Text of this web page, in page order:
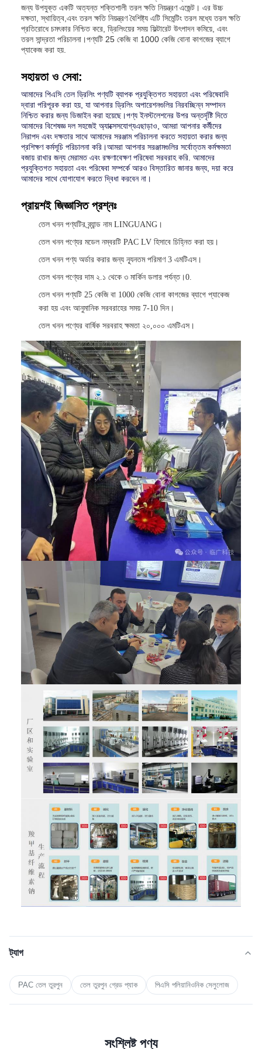
জন্য উপযুক্ত একটি অত্যন্ত শক্তিশালী তরল ক্ষতি নিয়ন্ত্রণ এজেন্ট। এর উচ্চ
দক্ষতা, স্থায়িত্ব,এবং তরল ক্ষতি নিয়ন্ত্রণ বৈশিষ্ট্য এটি সিমেন্টিং তরল মধ্যে তরল ক্ষতি
প্রতিরোধে চমৎকার নিশ্চিত করে, ড্রিলিংয়ের সময় ফিল্টারেট উৎপাদন কমিয়ে, এবং
তরল সান্দ্রতা পরিচালনা।পণ্যটি 25 কেজি বা 1000 কেজি বোনা কাগজের ব্যাগে
প্যাকেজ করা হয়.
সহায়তা ও সেবা:
আমাদের পিএসি তেল ড্রিলিং পণ্যটি ব্যাপক প্রযুক্তিগত সহায়তা এবং পরিষেবাদি
দ্বারা পরিপূরক করা হয়, যা আপনার ড্রিলিং অপারেশনগুলির নিরবচ্ছিন্ন সম্পাদন
নিশ্চিত করার জন্য ডিজাইন করা হয়েছে।পণ্য ইনস্টলেশনের উপর অন্তর্দৃষ্টি দিতে
আমাদের বিশেষজ্ঞ দল সহজেই অ্যাক্সেসযোগ্যএছাড়াও, আমরা আপনার কর্মীদের
নিরাপদ এবং দক্ষতার সাথে আমাদের সরঞ্জাম পরিচালনা করতে সহায়তা করার জন্য
প্রশিক্ষণ কর্মসূচি পরিচালনা করি।আমরা আপনার সরঞ্জামগুলির সর্বোত্তম কর্মক্ষমতা
বজায় রাখার জন্য মেরামত এবং রক্ষণাবেক্ষণ পরিষেবা সরবরাহ করি. আমাদের
প্রযুক্তিগত সহায়তা এবং পরিষেবা সম্পর্কে আরও বিস্তারিত জানার জন্য, দয়া করে
আমাদের সাথে যোগাযোগ করতে দ্বিধা করবেন না।
প্রায়শই জিজ্ঞাসিত প্রশ্নঃ
তেল খনন পণ্যটির ব্র্যান্ড নাম LINGUANG।
তেল খনন পণ্যের মডেল নম্বরটি PAC LV হিসাবে চিহ্নিত করা হয়।
তেল খনন পণ্য অর্ডার করার জন্য ন্যূনতম পরিমাণ 3 এমটিএস।
তেল খনন পণ্যের দাম ২.১ থেকে ৩ মার্কিন ডলার পর্যন্ত।0.
তেল খনন পণ্যটি 25 কেজি বা 1000 কেজি বোনা কাগজের ব্যাগে প্যাকেজ
করা হয় এবং আনুমানিক সরবরাহের সময় 7-10 দিন।
তেল খনন পণ্যের বার্ষিক সরবরাহ ক্ষমতা ২০,০০০ এমটিএস।
ট্যাগ
PAC তেল তুরপুন তেল তুরপুন গ্রেড প্যাক পিএসি পলিয়ানিওনিক সেলুলোজ
সংশ্লিষ্ট পণ্য